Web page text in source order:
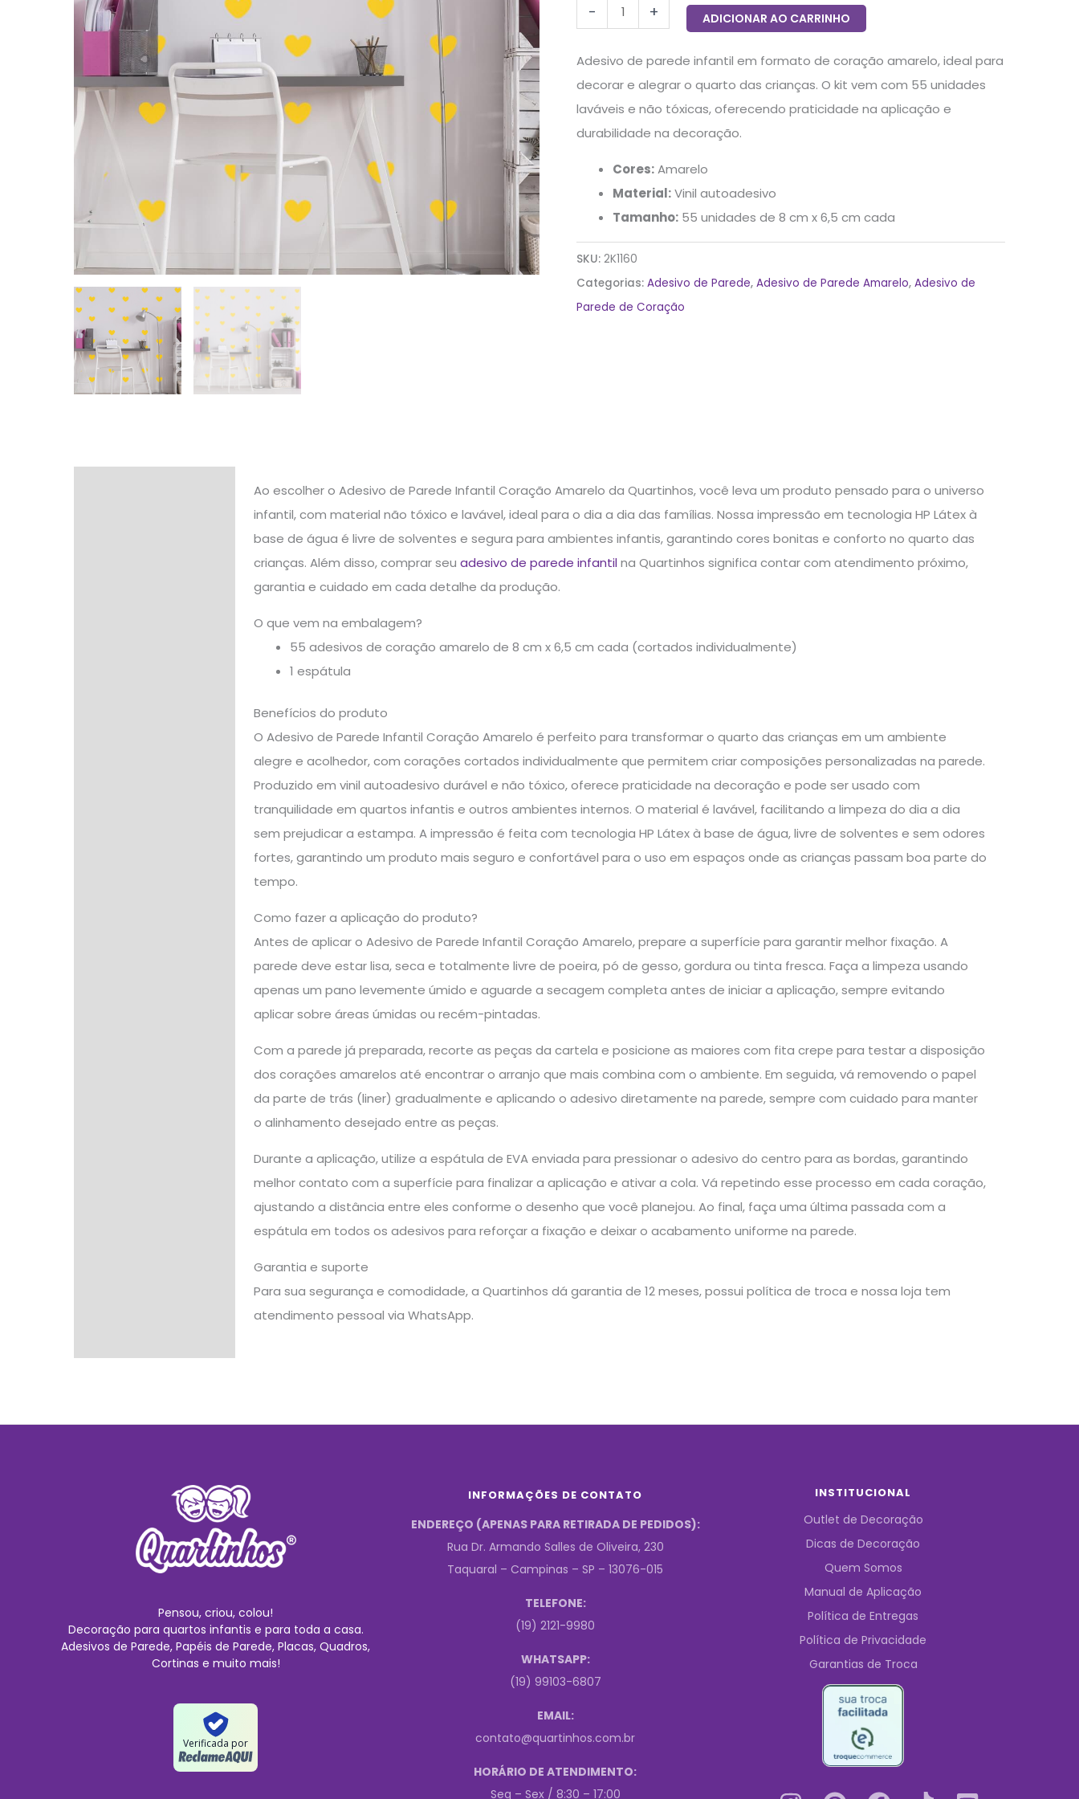
- + ADICIONAR AO CARRINHO
Adesivo de parede infantil em formato de coração amarelo, ideal para
decorar e alegrar o quarto das crianças. O kit vem com 55 unidades
laváveis e não tóxicas, oferecendo praticidade na aplicação e
durabilidade na decoração.
Cores:Amarelo
Material:Vinil autoadesivo
Tamanho: 55 unidades de 8 cm x 6,5 cm cada
SKU:2K1160
Categorias:Adesivo de Parede,Adesivo de Parede Amarelo,Adesivo de
Parede de Coração
Ao escolher o Adesivo de Parede Infantil Coração Amarelo da Quartinhos, você leva um produto pensado para o universo
infantil, com material não tóxico e lavável, ideal para o dia a dia das famílias. Nossa impressão em tecnologia HP Látex à
base de água é livre de solventes e segura para ambientes infantis, garantindo cores bonitas e conforto no quarto das
crianças. Além disso, comprar seu adesivo de parede infantil na Quartinhos significa contar com atendimento próximo,
garantia e cuidado em cada detalhe da produção.
O que vem na embalagem?
55 adesivos de coração amarelo de 8 cm x 6,5 cm cada (cortados individualmente)
1 espátula
Benefícios do produto
O Adesivo de Parede Infantil Coração Amarelo é perfeito para transformar o quarto das crianças em um ambiente
alegre e acolhedor, com corações cortados individualmente que permitem criar composições personalizadas na parede.
Produzido em vinil autoadesivo durável e não tóxico, oferece praticidade na decoração e pode ser usado com
tranquilidade em quartos infantis e outros ambientes internos. O material é lavável, facilitando a limpeza do dia a dia
sem prejudicar a estampa. A impressão é feita com tecnologia HP Látex à base de água, livre de solventes e sem odores
fortes, garantindo um produto mais seguro e confortável para o uso em espaços onde as crianças passam boa parte do
tempo.
Como fazer a aplicação do produto?
Antes de aplicar o Adesivo de Parede Infantil Coração Amarelo, prepare a superfície para garantir melhor fixação. A
parede deve estar lisa, seca e totalmente livre de poeira, pó de gesso, gordura ou tinta fresca. Faça a limpeza usando
apenas um pano levemente úmido e aguarde a secagem completa antes de iniciar a aplicação, sempre evitando
aplicar sobre áreas úmidas ou recém-pintadas.
Com a parede já preparada, recorte as peças da cartela e posicione as maiores com fita crepe para testar a disposição
dos corações amarelos até encontrar o arranjo que mais combina com o ambiente. Em seguida, vá removendo o papel
da parte de trás (liner) gradualmente e aplicando o adesivo diretamente na parede, sempre com cuidado para manter
o alinhamento desejado entre as peças.
Durante a aplicação, utilize a espátula de EVA enviada para pressionar o adesivo do centro para as bordas, garantindo
melhor contato com a superfície para finalizar a aplicação e ativar a cola. Vá repetindo esse processo em cada coração,
ajustando a distância entre eles conforme o desenho que você planejou. Ao final, faça uma última passada com a
espátula em todos os adesivos para reforçar a fixação e deixar o acabamento uniforme na parede.
Garantia e suporte
Para sua segurança e comodidade, a Quartinhos dá garantia de 12 meses, possui política de troca e nossa loja tem
atendimento pessoal via WhatsApp.
Pensou, criou, colou!
Decoração para quartos infantis e para toda a casa.
Adesivos de Parede, Papéis de Parede, Placas, Quadros,
Cortinas e muito mais!
Verificada por
INFORMAÇÕES DE CONTATO
ENDEREÇO (APENAS PARA RETIRADA DE PEDIDOS):
Rua Dr. Armando Salles de Oliveira, 230
Taquaral – Campinas – SP – 13076-015
TELEFONE:
(19) 2121-9980
WHATSAPP:
(19) 99103-6807
EMAIL:
contato@quartinhos.com.br
HORÁRIO DE ATENDIMENTO:
Seg – Sex / 8:30 – 17:00
INSTITUCIONAL
Outlet de Decoração
Dicas de Decoração
Quem Somos
Manual de Aplicação
Política de Entregas
Política de Privacidade
Garantias de Troca